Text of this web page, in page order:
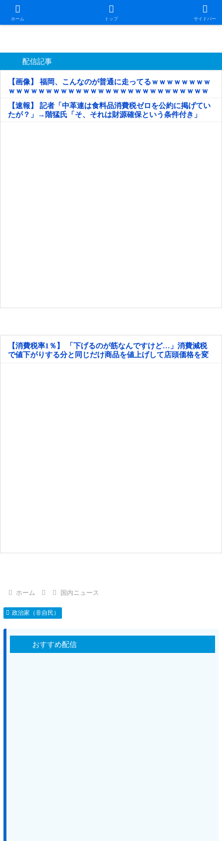
ホーム トップ サイドバー
日本第一！ニュース録
配信記事
【画像】 福岡、こんなのが普通に走ってるｗｗｗｗｗｗｗｗ
ｗｗｗｗｗｗｗｗｗｗｗｗｗｗｗｗｗｗｗｗｗｗｗｗｗｗｗ
ｗｗｗｗｗ
【速報】 記者「中革連は食料品消費税ゼロを公約に掲げてい
たが？」→階猛氏「そ、それは財源確保という条件付き」
【消費税率1％】 「下げるのが筋なんですけど…」消費減税
で値下がりする分と同じだけ商品を値上げして店頭価格を変
えない店も
ホーム 国内ニュース
政治家（非自民）
おすすめ配信